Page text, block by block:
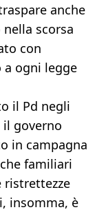
anche
scorsa
con
a ogni legge
il Pd negli
governo
in campagna
familiari
ristrettezze
insomma, è